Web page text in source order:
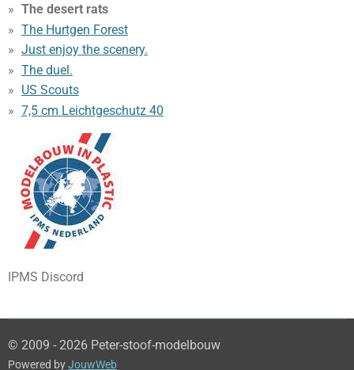
The desert rats
The Hurtgen Forest
Just enjoy the scenery.
The duel.
US Scouts
7,5 cm Leichtgeschutz 40
IPMS Discord
© 2009 - 2026 Peter-stoof-modelbouw
Powered byJouwWeb